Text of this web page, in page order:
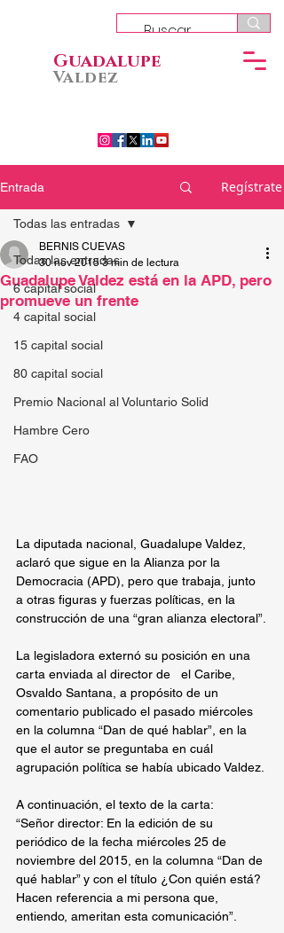
Guadalupe
Valdez
Entrada Regístrate
Todas las entradas
6 capital social
4 capital social
15 capital social
80 capital social
Premio Nacional al Voluntario Solid
Hambre Cero
FAO
Todas las entradas
Guadalupe Valdez está en la APD, pero
promueve un frente
BERNIS CUEVAS
30 nov 2015 3 min de lectura
La diputada nacional, Guadalupe Valdez,
aclaró que sigue en la Alianza por la
Democracia (APD), pero que trabaja, junto
a otras figuras y fuerzas políticas, en la
construcción de una “gran alianza electoral”.
La legisladora externó su posición en una
carta enviada al director de   el Caribe,
Osvaldo Santana, a propósito de un
comentario publicado el pasado miércoles
en la columna “Dan de qué hablar”, en la
que el autor se preguntaba en cuál
agrupación política se había ubicado Valdez.
A continuación, el texto de la carta:
“Señor director: En la edición de su
periódico de la fecha miércoles 25 de
noviembre del 2015, en la columna “Dan de
qué hablar” y con el título ¿Con quién está?
Hacen referencia a mi persona que,
entiendo, ameritan esta comunicación”.